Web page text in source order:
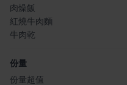
肉燥飯
紅燒牛肉麵
牛肉乾
份量
份量超值